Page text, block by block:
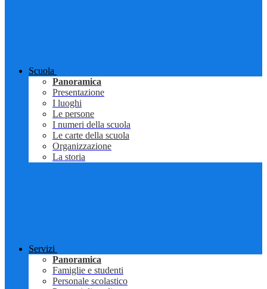
Scuola
Panoramica
Presentazione
I luoghi
Le persone
I numeri della scuola
Le carte della scuola
Organizzazione
La storia
Servizi
Panoramica
Famiglie e studenti
Personale scolastico